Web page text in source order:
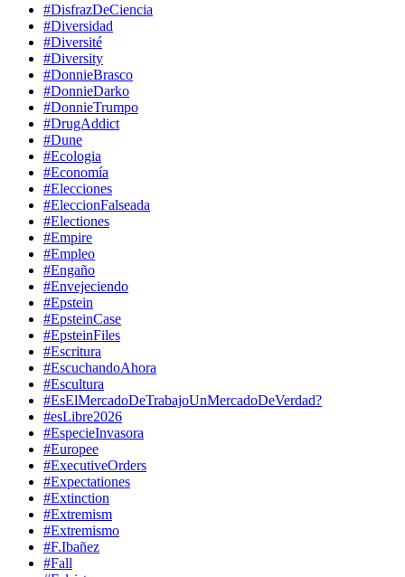
#DisfrazDeCiencia
#Diversidad
#Diversité
#Diversity
#DonnieBrasco
#DonnieDarko
#DonnieTrumpo
#DrugAddict
#Dune
#Ecologia
#Economía
#Elecciones
#EleccionFalseada
#Electiones
#Empire
#Empleo
#Engaño
#Envejeciendo
#Epstein
#EpsteinCase
#EpsteinFiles
#Escritura
#EscuchandoAhora
#Escultura
#EsElMercadoDeTrabajoUnMercadoDeVerdad?
#esLibre2026
#EspecieInvasora
#Europee
#ExecutiveOrders
#Expectationes
#Extinction
#Extremism
#Extremismo
#F.Ibañez
#Fall